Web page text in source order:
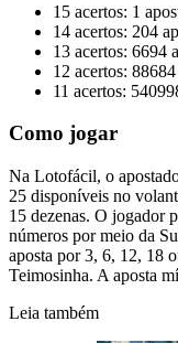
15 acertos: 1
14 acertos: 204
13 acertos: 6694
12 acertos:
11 acertos:
Como jogar
Na Lotofácil, o
25 disponíveis no
15 dezenas. O jogador
números por meio da
aposta por 3, 6, 12, 18
Teimosinha. A aposta
Leia também